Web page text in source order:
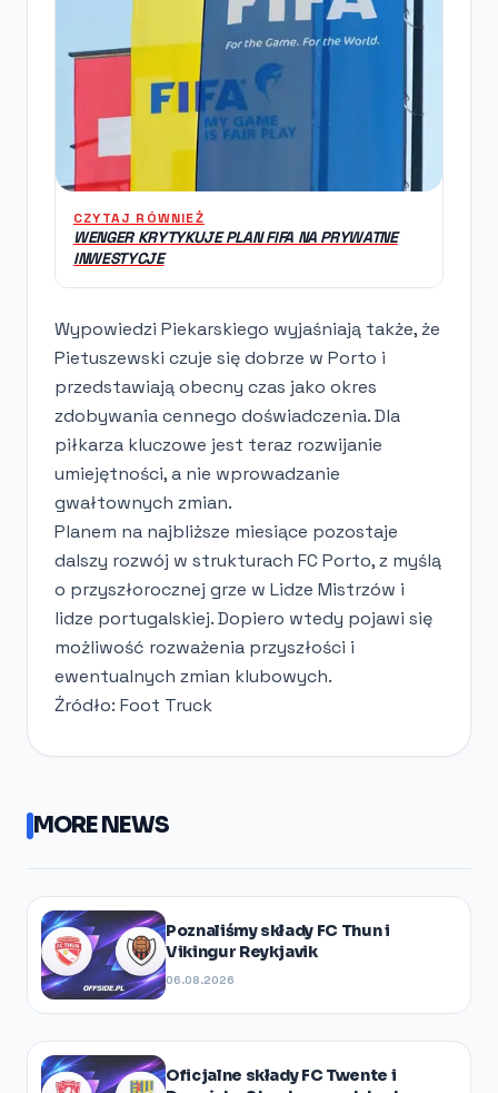
CZYTAJ RÓWNIEŻ
WENGER KRYTYKUJE PLAN FIFA NA PRYWATNE
INWESTYCJE
Wypowiedzi Piekarskiego wyjaśniają także, że
Pietuszewski czuje się dobrze w Porto i
przedstawiają obecny czas jako okres
zdobywania cennego doświadczenia. Dla
piłkarza kluczowe jest teraz rozwijanie
umiejętności, a nie wprowadzanie
gwałtownych zmian.
Planem na najbliższe miesiące pozostaje
dalszy rozwój w strukturach FC Porto, z myślą
o przyszłorocznej grze w Lidze Mistrzów i
lidze portugalskiej. Dopiero wtedy pojawi się
możliwość rozważenia przyszłości i
ewentualnych zmian klubowych.
Źródło: Foot Truck
MORE NEWS
Poznaliśmy składy FC Thun i
Vikingur Reykjavik
06.08.2026
Oficjalne składy FC Twente i